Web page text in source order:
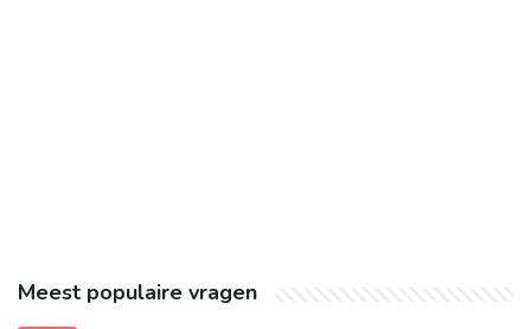
Meest populaire vragen